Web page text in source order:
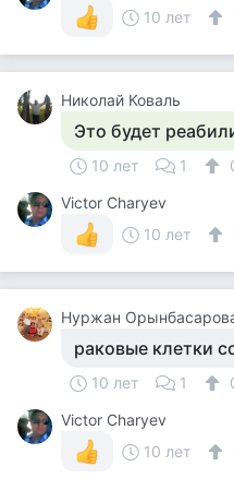
10 лет
Николай Коваль
Это будет
10 лет 1
Victor Charyev
10 лет
Нуржан
раковые клетки
10 лет 1
Victor Charyev
10 лет